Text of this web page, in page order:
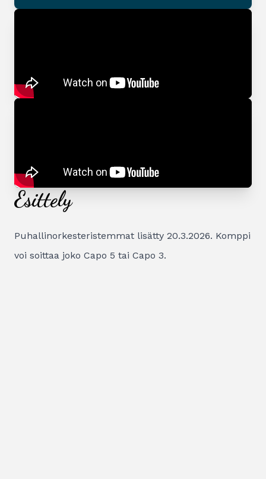
Esittely
Puhallinorkesteristemmat lisätty 20.3.2026. Komppi
voi soittaa joko Capo 5 tai Capo 3.